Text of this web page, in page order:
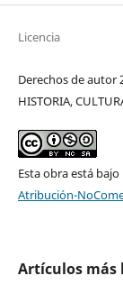
Licencia
Derechos de autor
HISTORIA,
Esta obra está
Atribución-
Artículos más